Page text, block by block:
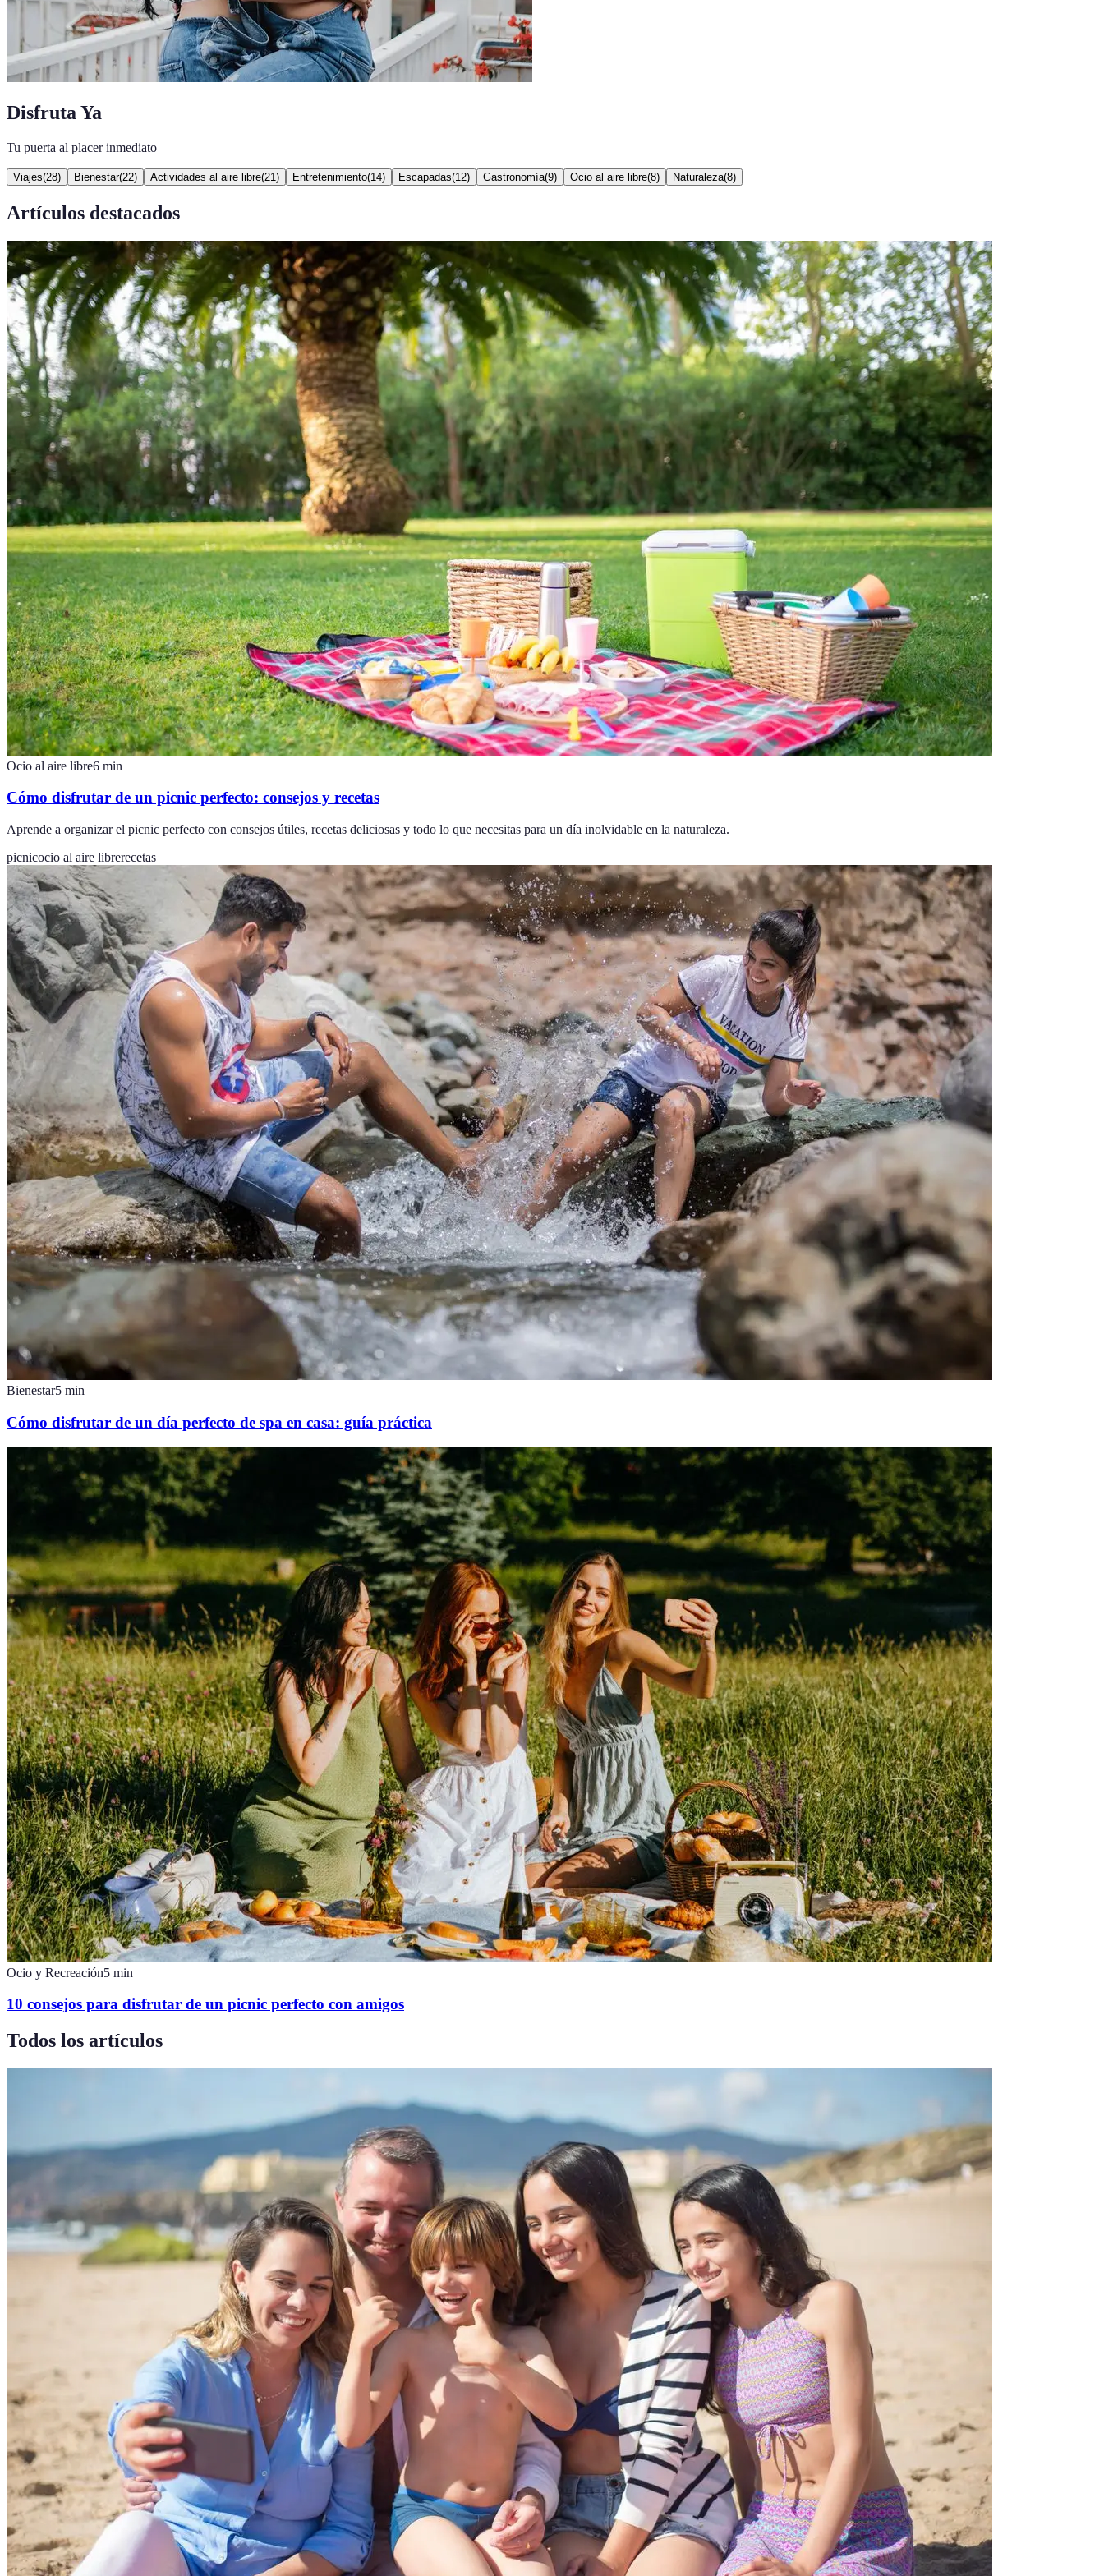
Disfruta Ya
Tu puerta al placer inmediato
Viajes(28) Bienestar(22) Actividades al aire libre(21 ) Entretenimiento(14) Escapadas(12) Gastronomía(9) Ocio al aire libre(8) Naturaleza(8)
Artículos destacados
Ocio al aire libre6 min
Cómo disfrutar de un picnic perfecto: consejos y recetas
Aprende a organizar el picnic perfecto con consejos útiles, recetas deliciosas y todo lo que necesitas para un día inolvidable en la naturaleza.
picnicocio al aire librerecetas
Bienestar5 min
Cómo disfrutar de un día perfecto de spa en casa: guía práctica
Ocio y Recreación5 min
10 consejos para disfrutar de un picnic perfecto con amigos
Todos los artículos